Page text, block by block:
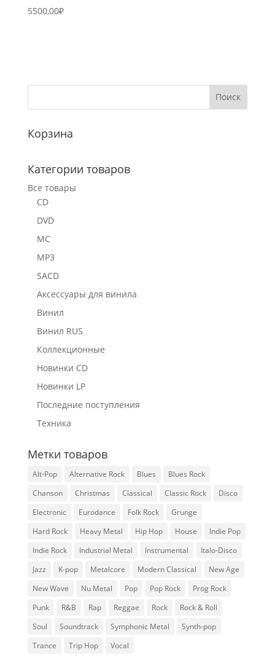
5500,00₽
Корзина
Категории товаров
Все товары
CD
DVD
MC
MP3
SACD
Аксессуары для винила
Винил
Винил RUS
Коллекционные
Новинки CD
Новинки LP
Последние поступления
Техника
Метки товаров
Alt-Pop Alternative Rock Blues
Blues Rock
Chanson
Christmas Classical Classic Rock
Disco
Electronic
Eurodance Folk Rock
Grunge
Hard Rock
Heavy Metal Hip Hop House
Indie Pop
Indie Rock
Industrial Metal Instrumental
Italo-Disco
Jazz
K-pop Metalcore Modern Classical
New Age
New Wave
Nu Metal Pop Pop Rock
Prog Rock
Punk
R&B Rap Reggae Rock
Rock & Roll
Soul
Soundtrack Symphonic Metal
Synth-pop
Trance
Trip Hop Vocal